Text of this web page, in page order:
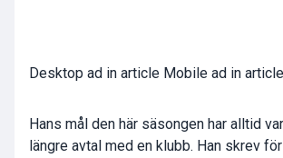
Desktop ad in article Mobile ad in article
Hans mål den här säsongen har alltid
längre avtal med en klubb. Han skrev